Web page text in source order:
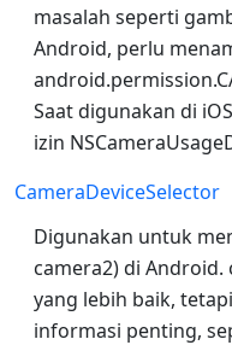
masalah seperti
Android, perlu
Saat digunakan di
izin
CameraDeviceSelector
Digunakan untuk
camera2) di
yang lebih baik,
informasi penting,